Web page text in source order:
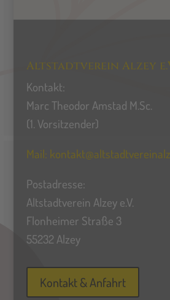
Altstadtverein Alzey
Kontakt:
Marc Theodor Amstad M.Sc.
(1. Vorsitzender)
Mail:
Postadresse:
Altstadtverein Alzey e.V.
Flonheimer Straße 3
55232 Alzey
Kontakt & Anfahrt